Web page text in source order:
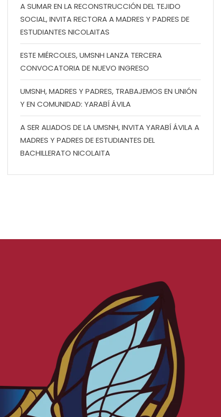
A SUMAR EN LA RECONSTRUCCIÓN DEL TEJIDO
SOCIAL, INVITA RECTORA A MADRES Y PADRES DE
ESTUDIANTES NICOLAITAS
ESTE MIÉRCOLES, UMSNH LANZA TERCERA
CONVOCATORIA DE NUEVO INGRESO
UMSNH, MADRES Y PADRES, TRABAJEMOS EN UNIÓN
Y EN COMUNIDAD: YARABÍ ÁVILA
A SER ALIADOS DE LA UMSNH, INVITA YARABÍ ÁVILA A
MADRES Y PADRES DE ESTUDIANTES DEL
BACHILLERATO NICOLAITA